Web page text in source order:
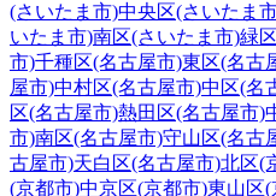
(さいたま市)中央区(さいたま
いたま市)南区(さいたま市)緑
市)千種区(名古屋市)東区(名古
屋市)中村区(名古屋市)中区(名
区(名古屋市)熱田区(名古屋市)
市)南区(名古屋市)守山区(名古
古屋市)天白区(名古屋市)北区(
(京都市)中京区(京都市)東山区(